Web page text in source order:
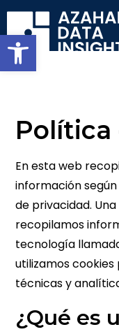
Abrir barra de herramientas
Política
En esta web
información
de privacidad.
recopilamos
tecnología
utilizamos
técnicas y
¿Qué es